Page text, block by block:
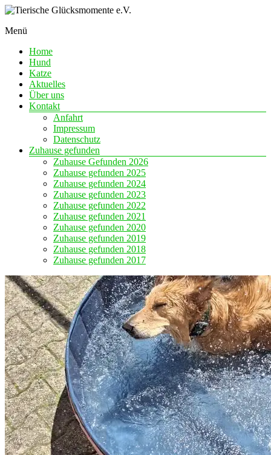
Skip
content
Glücksmomente
e.V.
Chance
Liebe
Menü
Home
Hund
Katze
Aktuelles
Über uns
Kontakt
Anfahrt
Impressum
Datenschutz
Zuhause gefunden
Zuhause Gefunden 2026
Zuhause gefunden 2025
Zuhause gefunden 2024
Zuhause gefunden 2023
Zuhause gefunden 2022
Zuhause gefunden 2021
Zuhause gefunden 2020
Zuhause gefunden 2019
Zuhause gefunden 2018
Zuhause gefunden 2017